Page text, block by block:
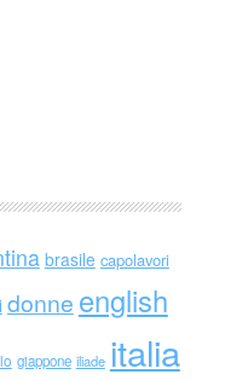
brasile capolavori
donne english
giappone iliade italia